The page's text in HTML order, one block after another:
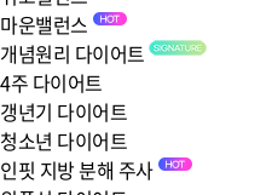
마운밸런스
개념원리 다이어트
4주 다이어트
갱년기 다이어트
청소년 다이어트
인핏 지방 분해 주사